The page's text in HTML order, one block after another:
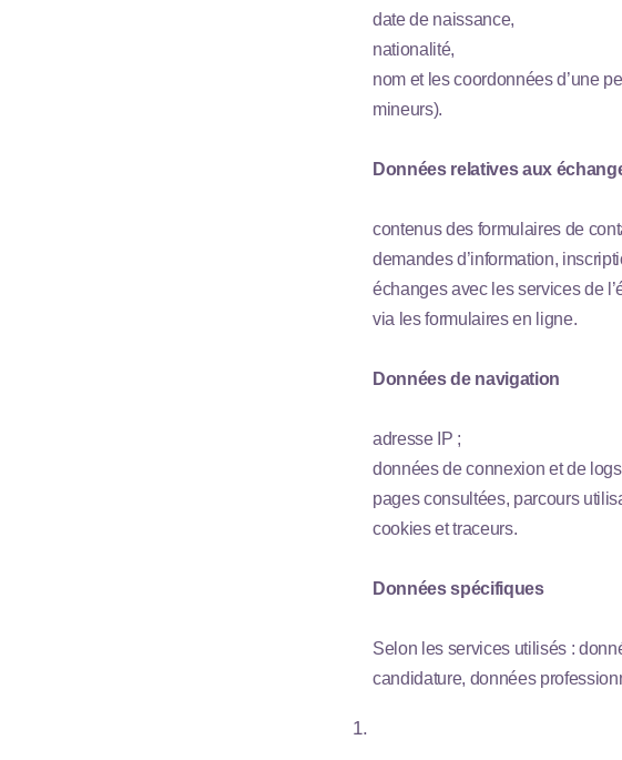
date de naissance,
nationalité,
nom et les coordonnées d’une
mineurs).
Données relatives aux
contenus des formulaires de
demandes d’information,
échanges avec les services de
via les formulaires en ligne.
Données de navigation
adresse IP ;
données de connexion et de
pages consultées, parcours
cookies et traceurs.
Données spécifiques
Selon les services utilisés :
candidature, données